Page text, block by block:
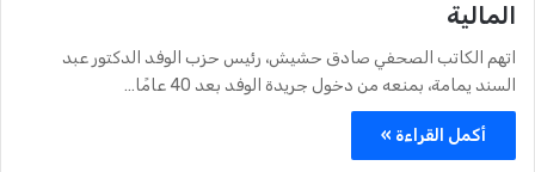
المالية
اتهم الكاتب الصحفي صادق حشيش، رئيس حزب الوفد الدكتور عبد
السند يمامة، بمنعه من دخول جريدة الوفد بعد 40 عامًا…
أكمل القراءة »